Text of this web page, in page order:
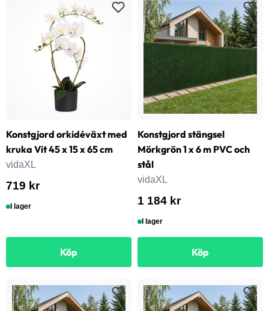
Konstgjord orkidéväxt med
kruka Vit 45 x 15 x 65 cm
vidaXL
719 kr
I lager
Köp
Konstgjord stängsel
Mörkgrön 1 x 6 m PVC och
stål
vidaXL
1 184 kr
I lager
Köp